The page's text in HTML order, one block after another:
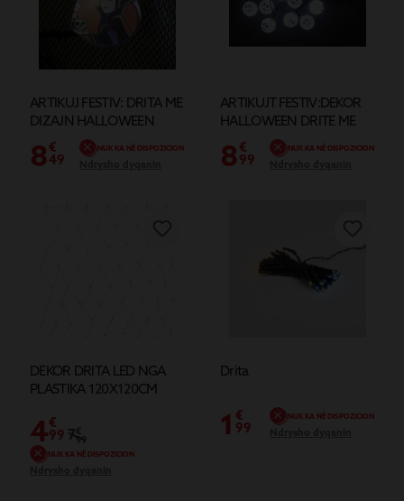
ARTIKUJ FESTIV: DRITA ME
DIZAJN HALLOWEEN
8€
49
NUK KA NË DISPOZICION
ARTIKUJT FESTIV:DEKOR
HALLOWEEN DRITE ME
LED
8€
99
NUK KA NË DISPOZICION
DEKOR DRITA LED NGA
PLASTIKA 120X120CM
4€
99
NUK KA NË DISPOZICION
Drita
1 €
99
NUK KA NË DISPOZICION